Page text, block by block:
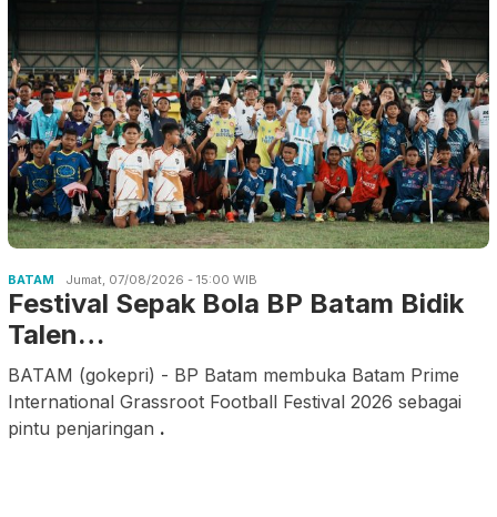
BATAM Jumat, 07/08/2026 - 15:00 WIB
Festival Sepak Bola BP Batam Bidik
Talen…
BATAM (gokepri) - BP Batam membuka Batam Prime
International Grassroot Football Festival 2026 sebagai
pintu penjaringan .